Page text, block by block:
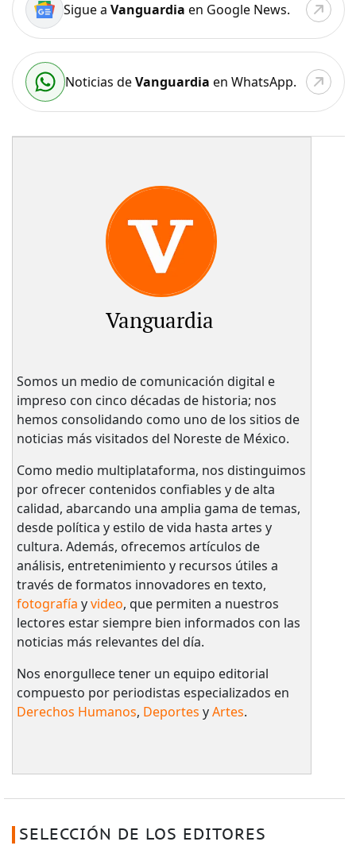
Sigue a Vanguardia en Google News.
Noticias deVanguardia en WhatsApp.
Vanguardia
Somos un medio de comunicación digital e
impreso con cinco décadas de historia; nos
hemos consolidando como uno de los sitios de
noticias más visitados del Noreste de México.
Como medio multiplataforma, nos distinguimos
por ofrecer contenidos confiables y de alta
calidad, abarcando una amplia gama de temas,
desde política y estilo de vida hasta artes y
cultura. Además, ofrecemos artículos de
análisis, entretenimiento y recursos útiles a
través de formatos innovadores en texto,
fotografía yvideo, que permiten a nuestros
lectores estar siempre bien informados con las
noticias más relevantes del día.
Nos enorgullece tener un equipo editorial
compuesto por periodistas especializados en
Derechos Humanos, Deportes yArtes.
SELECCIÓN DE LOS EDITORES